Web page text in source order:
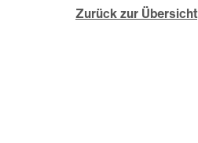
Zurück zur Übersicht